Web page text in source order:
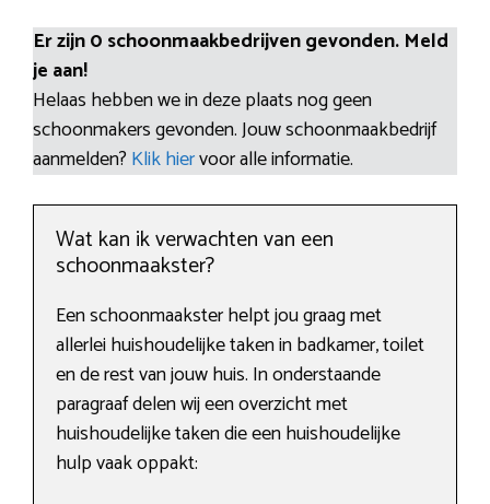
Er zijn 0 schoonmaakbedrijven gevonden. Meld
je aan!
Helaas hebben we in deze plaats nog geen
schoonmakers gevonden. Jouw schoonmaakbedrijf
aanmelden? Klik hiervoor alle informatie.
Wat kan ik verwachten van een
schoonmaakster?
Een schoonmaakster helpt jou graag met
allerlei huishoudelijke taken in badkamer, toilet
en de rest van jouw huis. In onderstaande
paragraaf delen wij een overzicht met
huishoudelijke taken die een huishoudelijke
hulp vaak oppakt: